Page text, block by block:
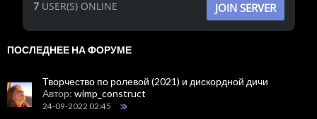
7USER(S) ONLINE JOIN SERVER
ПОСЛЕДНЕЕ НА ФОРУМЕ
Творчество по ролевой (2021) и дискордной дичи
Автор: wimp_construct
24-09-2022 02:45